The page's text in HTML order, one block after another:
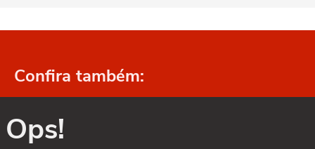
Confira também:
Ops!